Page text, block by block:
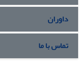
داوران
تماس با ما